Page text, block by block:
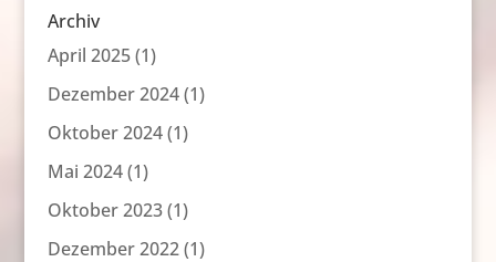
Archiv
April 2025(1)
Dezember 2024(1)
Oktober 2024(1)
Mai 2024(1)
Oktober 2023(1)
Dezember 2022(1)